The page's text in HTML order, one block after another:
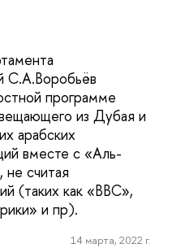
С.А.Воробьёв
программе
из Дубая и
арабских
вместе с «Аль-
считая
(таких как «BBC»,
и пр).
14 марта, 2022 г.